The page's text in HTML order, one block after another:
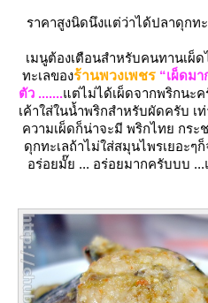
ราคาสูงนิดนึงแต่ว่าได้ปลาดุกท
เมนูต้องเตือนสำหรับคนทานเผ็
ทะเลของร้านพวงเพชร “เผ็ดม
ตัว .......ต่ไม่ได้เผ็ดจากพริกนะค
เค้าใส่ในน้ำพริกสำหรับผัดครับ เ
ความเผ็ดก็น่าจะมี พริกไทย กร
ดุกทะเลถ้าไม่ใส่สมุนไพรเยอะๆ
อร่อยมั๊ย ... อร่อยมากครับบบ